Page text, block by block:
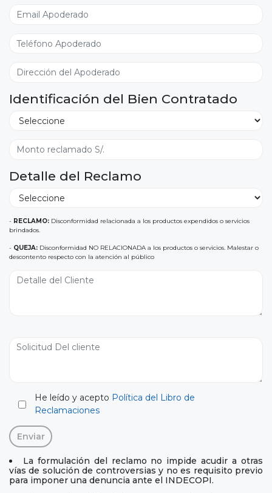
Identificación del Bien Contratado
Detalle del Reclamo
- RECLAMO: Disconformidad relacionada a los productos expendidos o servicios
brindados.
- QUEJA: Disconformidad NO RELACIONADA a los productos o servicios. Malestar o
descontento respecto con la atención al público
He leído y acepto Política del Libro de
Reclamaciones
Enviar
La formulación del reclamo no impide acudir a otras
vías de solución de controversias y no es requisito previo
para imponer una denuncia ante el INDECOPI.